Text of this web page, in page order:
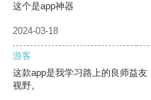
这个是app神器
2024-03-18
游客
这款app是我学习路上的良师益
视野。